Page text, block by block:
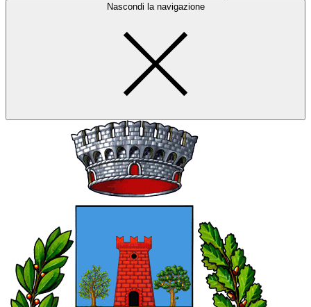
Nascondi la navigazione